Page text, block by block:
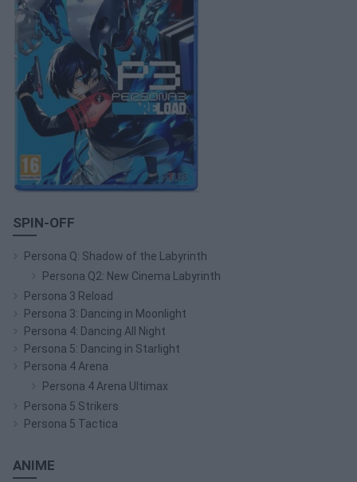
SPIN-OFF
Persona Q: Shadow of the Labyrinth
Persona Q2: New Cinema Labyrinth
Persona 3 Reload
Persona 3: Dancing in Moonlight
Persona 4: Dancing All Night
Persona 5: Dancing in Starlight
Persona 4 Arena
Persona 4 Arena Ultimax
Persona 5 Strikers
Persona 5 Tactica
ANIME